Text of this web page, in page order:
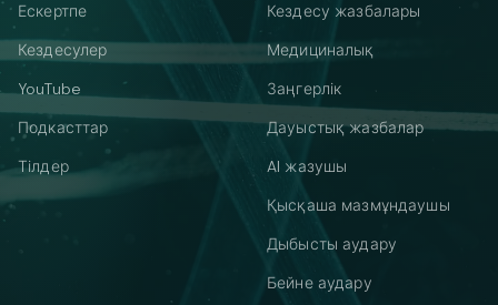
Ескертпе
Кездесулер
YouTube
Подкасттар
Тілдер
Кездесу жазбалары
Медициналық
Заңгерлік
Дауыстық жазбалар
AI жазушы
Қысқаша мазмұндаушы
Дыбысты аудару
Бейне аудару